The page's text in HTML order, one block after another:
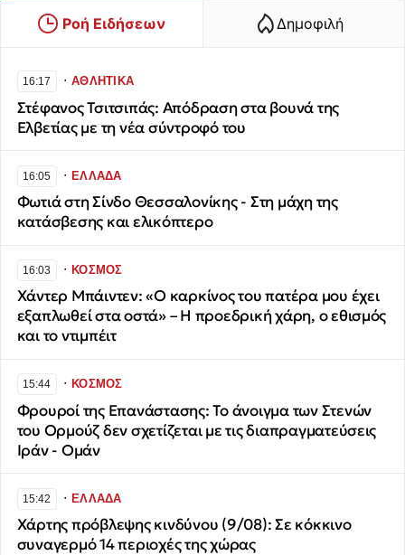
Ροή Ειδήσεων Δημοφιλή
16:17 ∙ΑΘΛΗΤΙΚΑ
Στέφανος Τσιτσιπάς: Απόδραση στα βουνά της
Ελβετίας με τη νέα σύντροφό του
16:05 ∙ΕΛΛΑΔΑ
Φωτιά στη Σίνδο Θεσσαλονίκης - Στη μάχη της
κατάσβεσης και ελικόπτερο
16:03 ∙ΚΟΣΜΟΣ
Χάντερ Μπάιντεν: «Ο καρκίνος του πατέρα μου έχει
εξαπλωθεί στα οστά» – Η προεδρική χάρη, ο εθισμός
και το ντιμπέιτ
15:44 ∙ΚΟΣΜΟΣ
Φρουροί της Επανάστασης: Το άνοιγμα των Στενών
του Ορμούζ δεν σχετίζεται με τις διαπραγματεύσεις
Ιράν - Ομάν
15:42 ∙ΕΛΛΑΔΑ
Χάρτης πρόβλεψης κινδύνου (9/08): Σε κόκκινο
συναγερμό 14 περιοχές της χώρας